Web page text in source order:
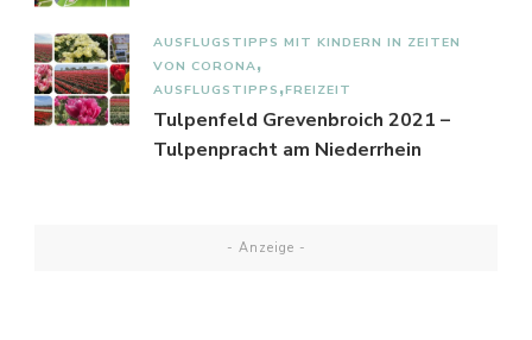
AUSFLUGSTIPPS MIT KINDERN IN ZEITEN
VON CORONA
AUSFLUGSTIPPS FREIZEIT
Tulpenfeld Grevenbroich 2021 –
Tulpenpracht am Niederrhein
- Anzeige -